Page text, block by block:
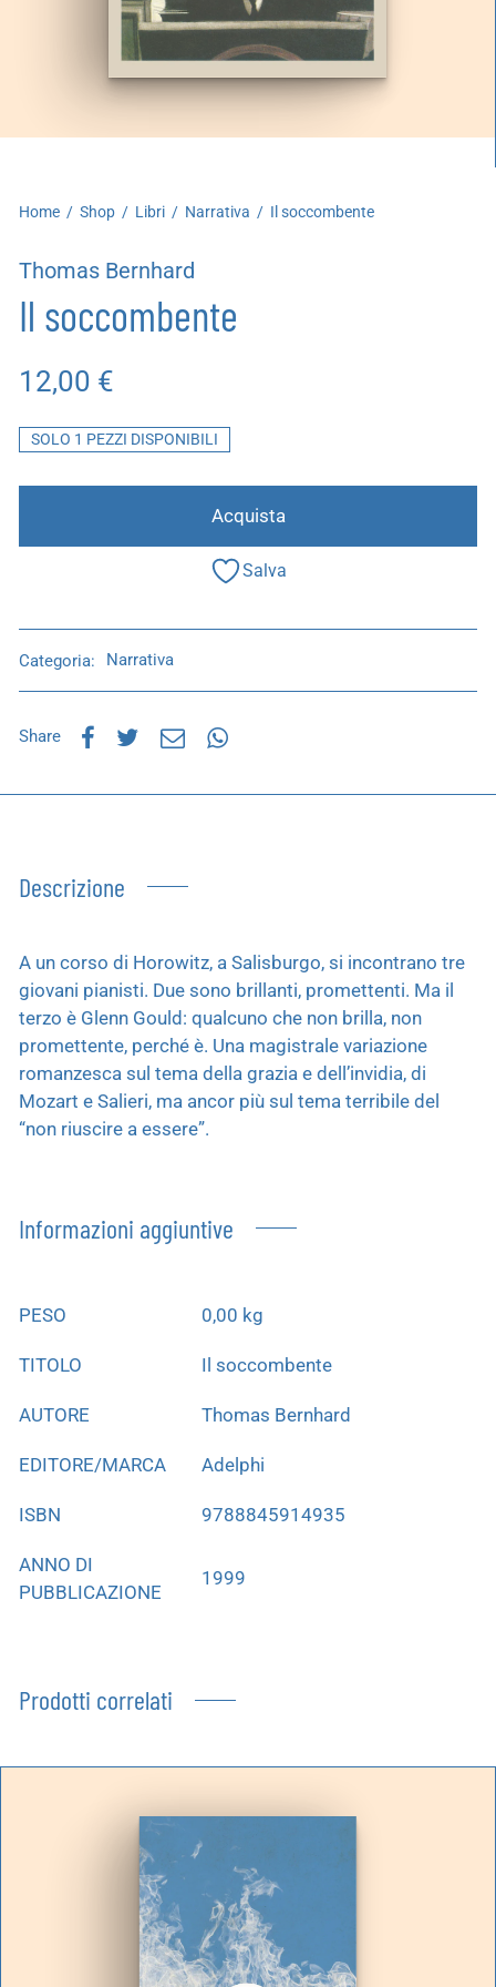
Home / Shop / Libri / Narrativa / Il soccombente
Thomas Bernhard
Il soccombente
12,00 €
SOLO 1 PEZZI DISPONIBILI
Acquista
Salva
Categoria: Narrativa
Share
Descrizione
A un corso di Horowitz, a Salisburgo, si incontrano tre
giovani pianisti. Due sono brillanti, promettenti. Ma il
terzo è Glenn Gould: qualcuno che non brilla, non
promettente, perché è. Una magistrale variazione
romanzesca sul tema della grazia e dell’invidia, di
Mozart e Salieri, ma ancor più sul tema terribile del
“non riuscire a essere”.
Informazioni aggiuntive
PESO 0,00 kg
TITOLO Il soccombente
AUTORE Thomas Bernhard
EDITORE/MARCA Adelphi
ISBN 9788845914935
ANNO DI
PUBBLICAZIONE
1999
Prodotti correlati